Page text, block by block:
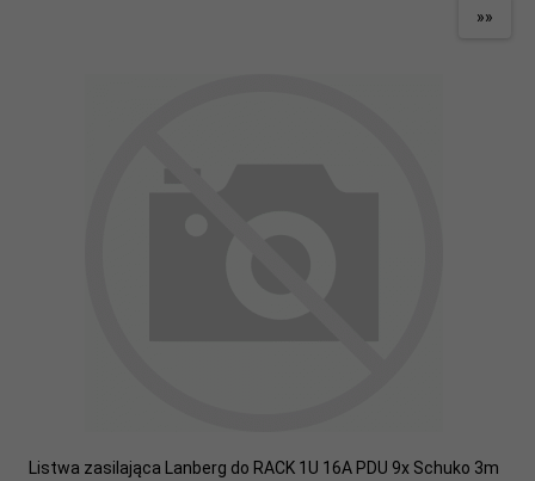
»»
Listwa zasilająca Lanberg do RACK 1U 16A PDU 9x Schuko 3m